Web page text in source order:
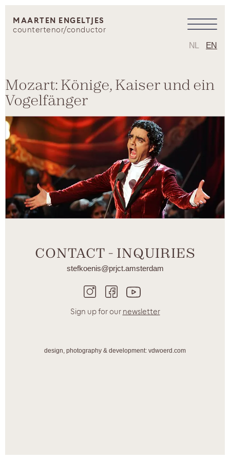
MAARTEN ENGELTJES
countertenor/conductor
NL EN
Mozart: Könige, Kaiser und ein
Vogelfänger
CONTACT - INQUIRIES
stefkoenis@prjct.amsterdam
Sign up for our newsletter
design, photography & development: vdwoerd.com